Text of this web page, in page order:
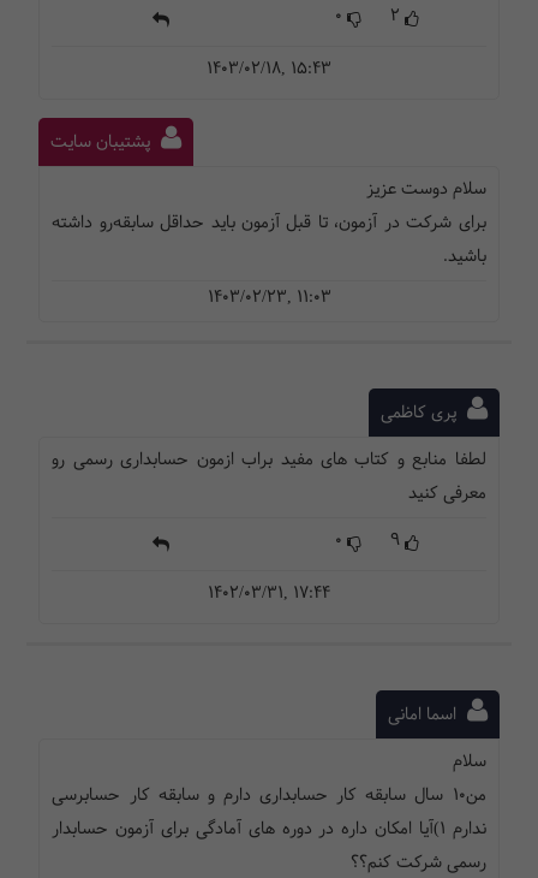
2
0
1403/02/18, 15:43
پشتیبان سایت
سلام دوست عزیز
برای شرکت در آزمون، تا قبل آزمون باید حداقل سابقه‌رو داشته
باشید.
1403/02/23, 11:03
پری کاظمی
لطفا منابع و کتاب های مفید براب ازمون حسابداری رسمی رو
معرفی کنید
9
0
1402/03/31, 17:44
اسما امانی
سلام
من۱۰ سال سابقه کار حسابداری دارم و سابقه کار حسابرسی
ندارم ۱)آیا امکان داره در دوره های آمادگی برای آزمون حسابدار
رسمی شرکت کنم؟؟